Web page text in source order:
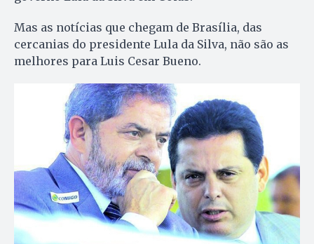
Mas as notícias que chegam de Brasília, das
cercanias do presidente Lula da Silva, não são as
melhores para Luis Cesar Bueno.